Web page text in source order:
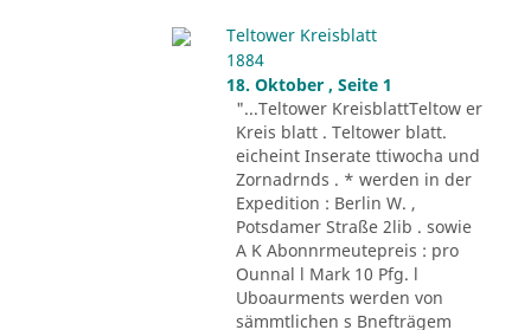
Teltower Kreisblatt
1884
18. Oktober , Seite 1
"...Teltower KreisblattTeltow er
Kreis blatt . Teltower blatt.
eicheint Inserate ttiwocha und
Zornadrnds . * werden in der
Expedition : Berlin W. ,
Potsdamer Straße 2lib . sowie
A K Abonnrmeutepreis : pro
Ounnal l Mark 10 Pfg. l
Uboaurments werden von
sämmtlichen s Bnefträgem